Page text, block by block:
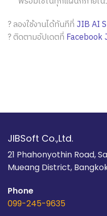
? ลองใช้งานได้ทันทีที่ JIB AI
? ติดตามอัปเดตที่ Facebook
JIBSoft Co.,Ltd.
21 Phahonyothin Road,
Mueang District, Bangkok
Phone
099-245-9635